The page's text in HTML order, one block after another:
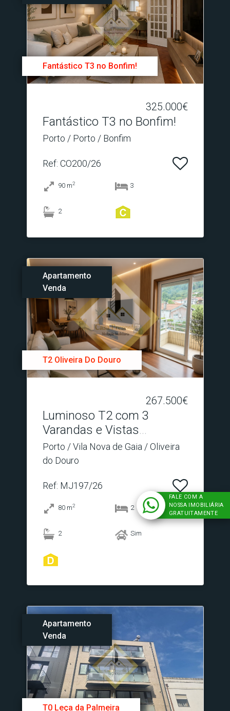
Fantástico T3 no Bonfim!
325.000€
Fantástico T3 no Bonfim!
Porto / Porto / Bonfim
Ref: CO200/26
90 m2 3
2
Apartamento
Venda
T2 Oliveira Do Douro
267.500€
Luminoso T2 com 3
Varandas e Vistas
Desafogad.​..
Porto / Vila Nova de Gaia / Oliveira
do Douro
Ref: MJ197/26
80 m2 2
2 Sim
Apartamento
Venda
T0 Leça da Palmeira
FALE COM A
NOSSA IMOBILIÁRIA
GRATUITAMENTE